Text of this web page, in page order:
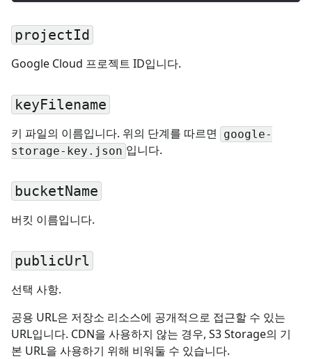
projectId
Google Cloud 프로젝트 ID입니다.
keyFilename
키 파일의 이름입니다. 위의 단계를 따르면
google-
storage-key.json 입니다.
bucketName
버킷 이름입니다.
publicUrl
선택 사항.
공용 URL은 저장소 리소스에 공개적으로 접근할 수 있는
URL입니다. CDN을 사용하지 않는 경우, S3 Storage의 기
본 URL을 사용하기 위해 비워둘 수 있습니다.